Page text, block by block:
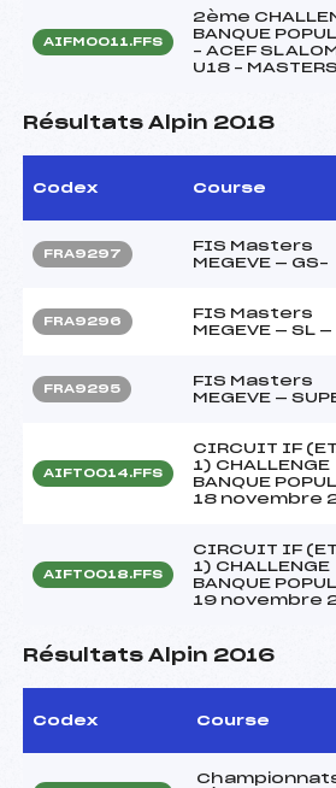
AIFM0011.FFS
2ème
BANQUE
– ACEF
U18 – MASTERS
Résultats Alpin 2018
Codex Course
FRA9297
FIS Masters
MEGEVE — GS–
FRA9296
FIS Masters
MEGEVE — SL —
FRA9295
FIS Masters
MEGEVE —
AIFT0014.FFS
CIRCUIT IF
1) CHALLENGE
BANQUE
18 novembre
AIFT0018.FFS
CIRCUIT IF
1) CHALLENGE
BANQUE
19 novembre
Résultats Alpin 2016
Codex Course